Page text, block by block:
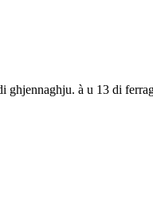
à u 13 di